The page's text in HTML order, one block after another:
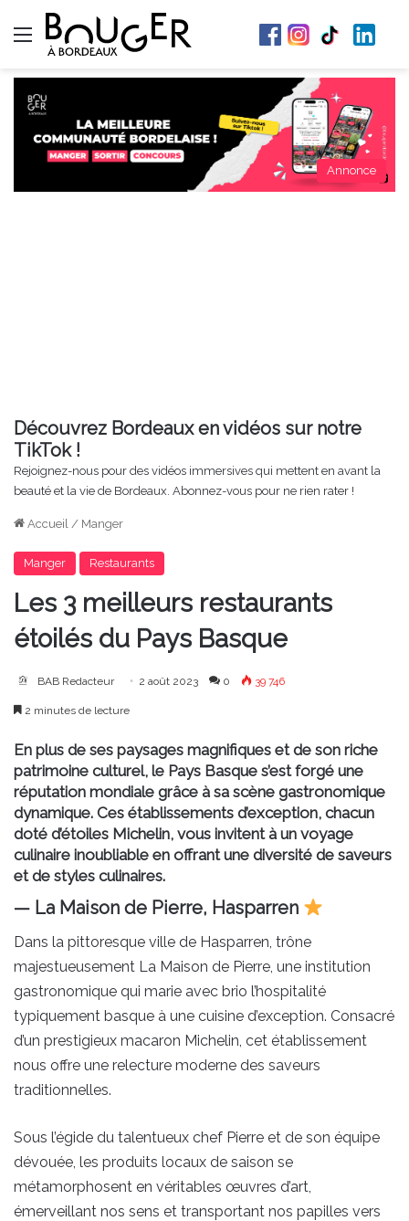
Menu
Annonce
Découvrez Bordeaux en vidéos sur notre
TikTok !
Rejoignez-nous pour des vidéos immersives qui mettent en avant la
beauté et la vie de Bordeaux. Abonnez-vous pour ne rien rater !
Accueil / Manger
Manger Restaurants
Les 3 meilleurs restaurants
étoilés du Pays Basque
BAB Redacteur 2 août 2023 0 39 746
2 minutes de lecture
En plus de ses paysages magnifiques et de son riche
patrimoine culturel, le Pays Basque s’est forgé une
réputation mondiale grâce à sa scène gastronomique
dynamique. Ces établissements d’exception, chacun
doté d’étoiles Michelin, vous invitent à un voyage
culinaire inoubliable en offrant une diversité de saveurs
et de styles culinaires.
— La Maison de Pierre, Hasparren
Dans la pittoresque ville de Hasparren, trône
majestueusement La Maison de Pierre, une institution
gastronomique qui marie avec brio l’hospitalité
typiquement basque à une cuisine d’exception. Consacré
d’un prestigieux macaron Michelin, cet établissement
nous offre une relecture moderne des saveurs
traditionnelles.
Sous l’égide du talentueux chef Pierre et de son équipe
dévouée, les produits locaux de saison se
métamorphosent en véritables œuvres d’art,
émerveillant nos sens et transportant nos papilles vers